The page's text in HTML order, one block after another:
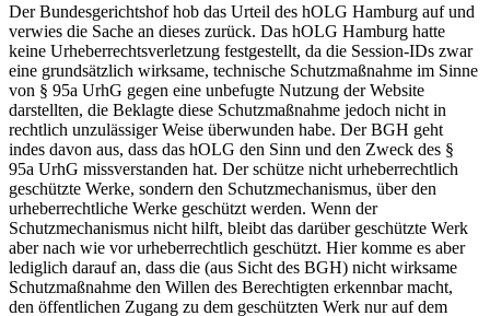
Der Bundesgerichtshof hob das Urteil des hOLG Hamburg auf und
verwies die Sache an dieses zurück. Das hOLG Hamburg hatte
keine Urheberrechtsverletzung festgestellt, da die Session-IDs zwar
eine grundsätzlich wirksame, technische Schutzmaßnahme im Sinne
von § 95a UrhG gegen eine unbefugte Nutzung der Website
darstellten, die Beklagte diese Schutzmaßnahme jedoch nicht in
rechtlich unzulässiger Weise überwunden habe. Der BGH geht
indes davon aus, dass das hOLG den Sinn und den Zweck des §
95a UrhG missverstanden hat. Der schütze nicht urheberrechtlich
geschützte Werke, sondern den Schutzmechanismus, über den
urheberrechtliche Werke geschützt werden. Wenn der
Schutzmechanismus nicht hilft, bleibt das darüber geschützte Werk
aber nach wie vor urheberrechtlich geschützt. Hier komme es aber
lediglich darauf an, dass die (aus Sicht des BGH) nicht wirksame
Schutzmaßnahme den Willen des Berechtigten erkennbar macht,
den öffentlichen Zugang zu dem geschützten Werk nur auf dem